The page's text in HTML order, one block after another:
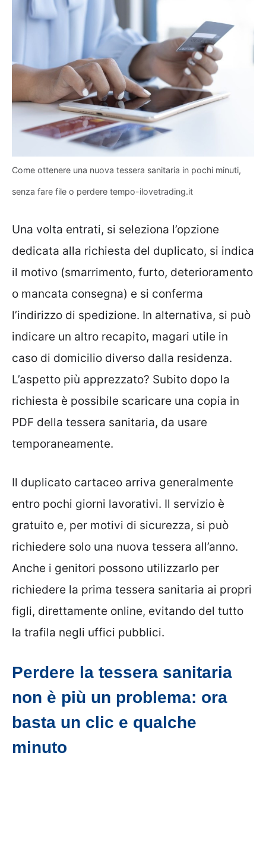
Come ottenere una nuova tessera sanitaria in pochi minuti,
senza fare file o perdere tempo-ilovetrading.it
Una volta entrati, si seleziona l’opzione
dedicata alla richiesta del duplicato, si indica
il motivo (smarrimento, furto, deterioramento
o mancata consegna) e si conferma
l’indirizzo di spedizione. In alternativa, si può
indicare un altro recapito, magari utile in
caso di domicilio diverso dalla residenza.
L’aspetto più apprezzato? Subito dopo la
richiesta è possibile scaricare una copia in
PDF della tessera sanitaria, da usare
temporaneamente.
Il duplicato cartaceo arriva generalmente
entro pochi giorni lavorativi. Il servizio è
gratuito e, per motivi di sicurezza, si può
richiedere solo una nuova tessera all’anno.
Anche i genitori possono utilizzarlo per
richiedere la prima tessera sanitaria ai propri
figli, direttamente online, evitando del tutto
la trafila negli uffici pubblici.
Perdere la tessera sanitaria
non è più un problema: ora
basta un clic e qualche
minuto